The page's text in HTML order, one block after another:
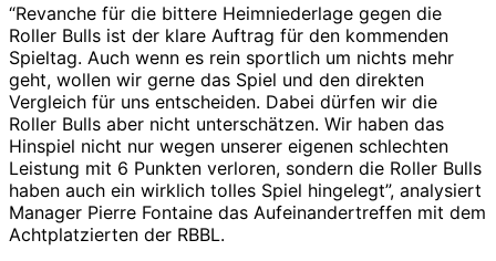
“Revanche für die bittere Heimniederlage gegen die
Roller Bulls ist der klare Auftrag für den kommenden
Spieltag. Auch wenn es rein sportlich um nichts mehr
geht, wollen wir gerne das Spiel und den direkten
Vergleich für uns entscheiden. Dabei dürfen wir die
Roller Bulls aber nicht unterschätzen. Wir haben das
Hinspiel nicht nur wegen unserer eigenen schlechten
Leistung mit 6 Punkten verloren, sondern die Roller Bulls
haben auch ein wirklich tolles Spiel hingelegt”, analysiert
Manager Pierre Fontaine das Aufeinandertreffen mit dem
Achtplatzierten der RBBL.